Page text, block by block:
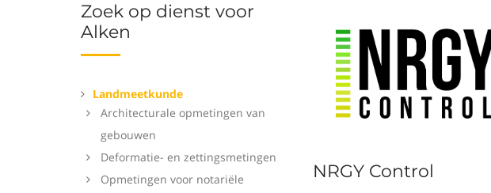
Zoek op dienst voor
Alken
Landmeetkunde
Architecturale opmetingen van
gebouwen
Deformatie- en zettingsmetingen
Opmetingen voor notariële
NRGY Control